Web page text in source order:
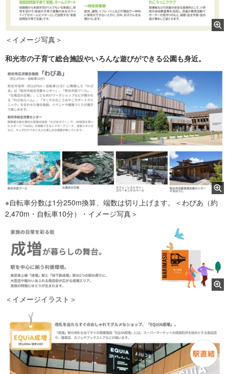
＜イメージ写真＞
和光市の子育て総合施設やいろんな遊びができる公園も身近。
※自転車分数は1分250m換算、端数は切り上げます。＜わぴあ（約
2,470m・自転車10分）・イメージ写真＞
＜イメージイラスト＞